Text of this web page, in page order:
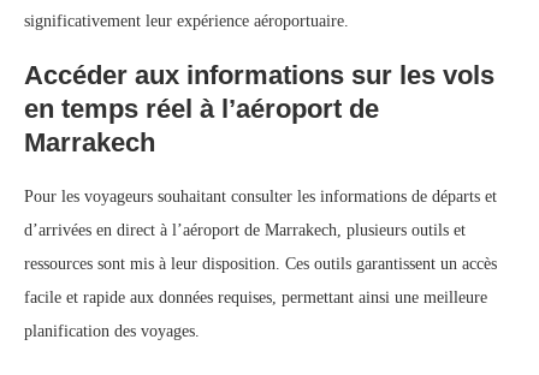
significativement leur expérience aéroportuaire.
Accéder aux informations sur les vols
en temps réel à l’aéroport de
Marrakech
Pour les voyageurs souhaitant consulter les informations de départs et
d’arrivées en direct à l’aéroport de Marrakech, plusieurs outils et
ressources sont mis à leur disposition. Ces outils garantissent un accès
facile et rapide aux données requises, permettant ainsi une meilleure
planification des voyages.